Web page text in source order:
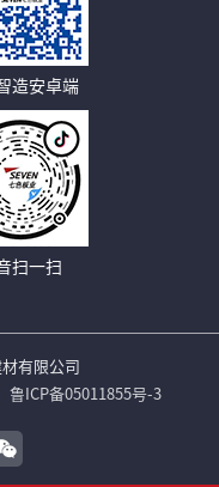
造安卓端
扫一扫
有限公司
鲁ICP备05011855号-3